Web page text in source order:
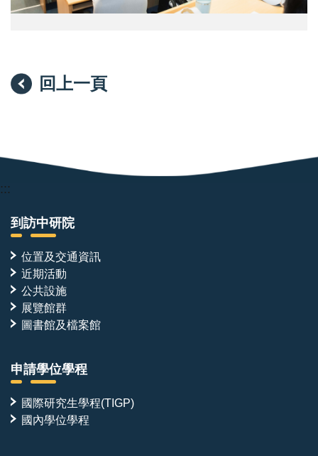
研
回上一頁
:::
到訪中研院
位置及交通資訊
近期活動
公共設施
展覽館群
圖書館及檔案館
申請學位學程
國際研究生學程(TIGP)
國內學位學程